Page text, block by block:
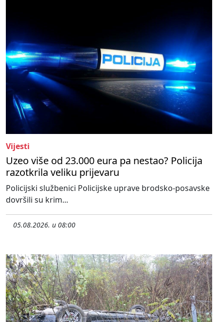
Vijesti
Uzeo više od 23.000 eura pa nestao? Policija
razotkrila veliku prijevaru
Policijski službenici Policijske uprave brodsko-posavske
dovršili su krim...
05.08.2026. u 08:00